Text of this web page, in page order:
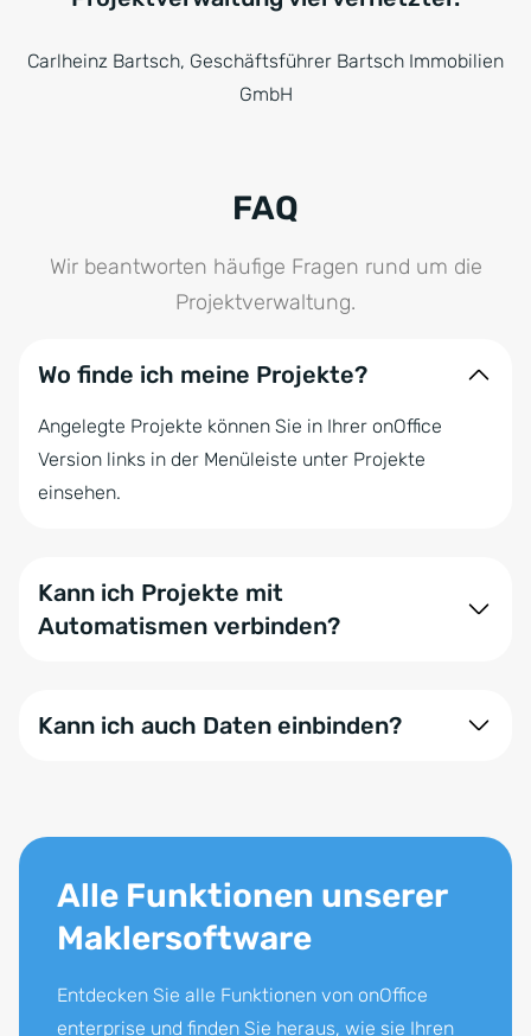
Carlheinz Bartsch, Geschäftsführer Bartsch Immobilien
GmbH
FAQ
Wir beantworten häufige Fragen rund um die
Projektverwaltung.
Wo finde ich meine Projekte?
Angelegte Projekte können Sie in Ihrer onOffice
Version links in der Menüleiste unter Projekte
einsehen.
Kann ich Projekte mit
Automatismen verbinden?
Kann ich auch Daten einbinden?
einbinden. So haben Sie eine gesamte
Alle Funktionen unserer
Maklersoftware
Entdecken Sie alle Funktionen von onOffice
enterprise und finden Sie heraus, wie sie Ihren